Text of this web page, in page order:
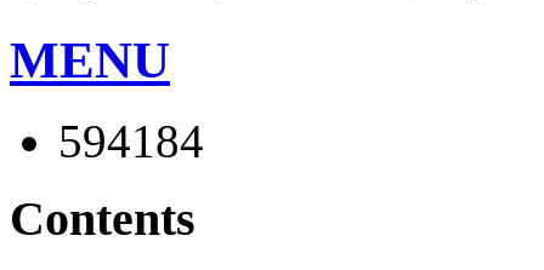
MENU
594184
Contents